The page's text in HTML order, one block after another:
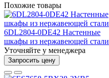
Похожие товары
6DL2804-0DE42 Настенные
шкафы из нержавеющей стали
Уточняйте у менеджера
Запросить цену